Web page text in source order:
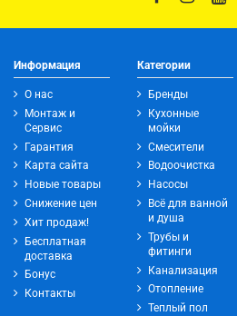
Информация
О нас
Монтаж и
Сервис
Гарантия
Карта сайта
Новые товары
Снижение цен
Хит продаж!
Бесплатная
доставка
Бонус
Контакты
Категории
Бренды
Кухонные
мойки
Смесители
Водоочистка
Насосы
Всё для ванной
и душа
Трубы и
фитинги
Канализация
Отопление
Теплый пол